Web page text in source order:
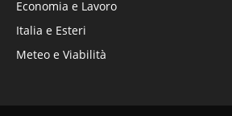
Economia e Lavoro
Italia e Esteri
Meteo e Viabilità